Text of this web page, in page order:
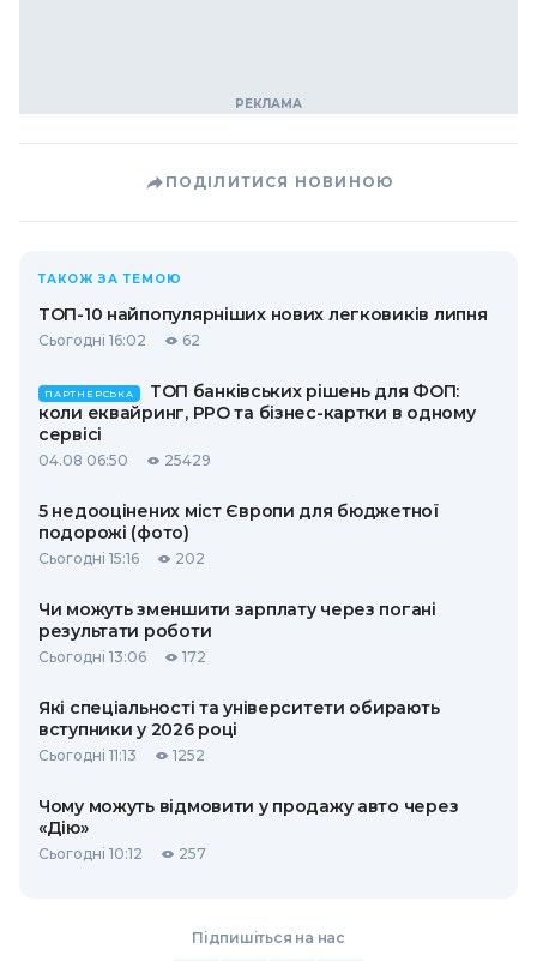
ПОДІЛИТИСЯ НОВИНОЮ
ТАКОЖ ЗА ТЕМОЮ
ТОП-10 найпопулярніших нових легковиків липня
Сьогодні 16:02 62
ПАРТНЕРСЬКА
ТОП банківських рішень для ФОП:
коли еквайринг, РРО та бізнес-картки в одному
сервісі
04.08 06:50 25429
5 недооцінених міст Європи для бюджетної
подорожі (фото)
Сьогодні 15:16 202
Чи можуть зменшити зарплату через погані
результати роботи
Сьогодні 13:06 172
Які спеціальності та університети обирають
вступники у 2026 році
Сьогодні 11:13 1252
Чому можуть відмовити у продажу авто через
«Дію»
Сьогодні 10:12 257
Підпишіться на нас